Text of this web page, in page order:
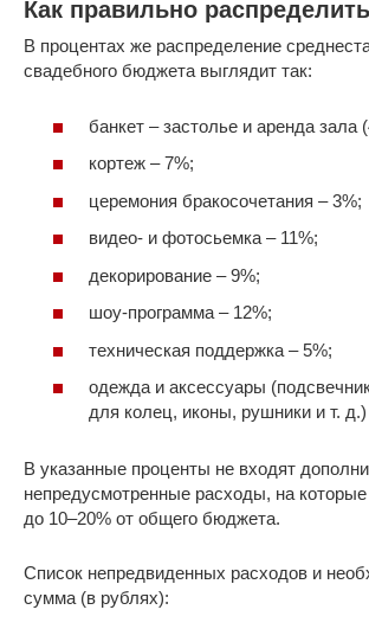
Как правильно
В процентах же распределение
свадебного бюджета выглядит так:
банкет – застолье и аренда зала
кортеж – 7%;
церемония бракосочетания – 3%;
видео- и фотосьемка – 11%;
декорирование – 9%;
шоу-программа – 12%;
техническая поддержка – 5%;
одежда и аксессуары
для колец, иконы, рушники и т.
В указанные проценты не входят
непредусмотренные расходы, на
до 10–20% от общего бюджета.
Список непредвиденных расходов и
сумма (в рублях):